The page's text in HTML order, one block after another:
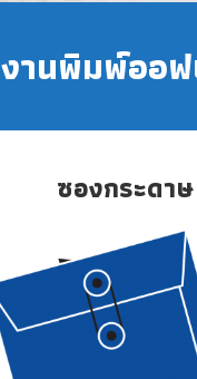
งานพิมพ์ออฟ
ซองกระดาษ